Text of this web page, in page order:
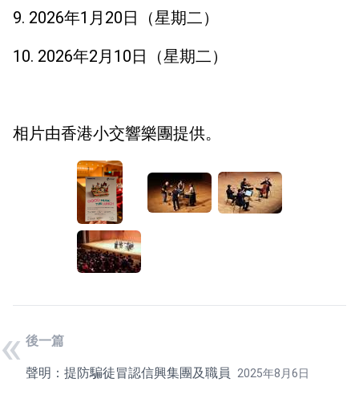
9. 2026年1月20日（星期二）
10. 2026年2月10日（星期二）
相片由香港小交響樂團提供。
« 後一篇
聲明：提防騙徒冒認信興集團及職員 2025年8月6日